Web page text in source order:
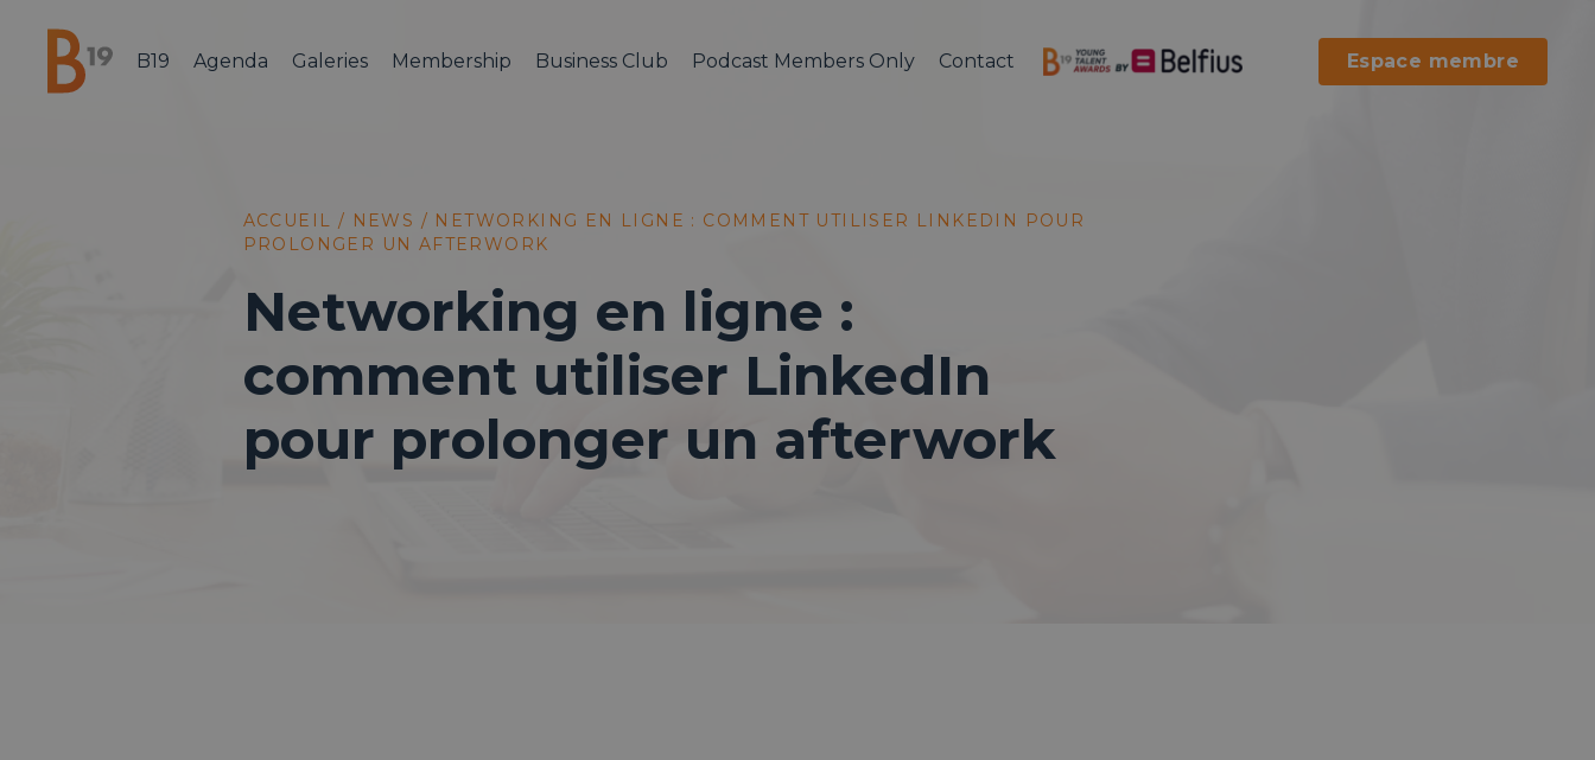
National Business Club & Networking
B19 Agenda Galeries Membership Business Club Podcast Members Only Contact Espace membre
ACCUEIL / NEWS / NETWORKING EN LIGNE : COMMENT UTILISER LINKEDIN POUR
PROLONGER UN AFTERWORK
Networking en ligne :
comment utiliser LinkedIn
pour prolonger un afterwork